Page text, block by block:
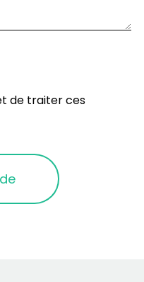
de traiter ces